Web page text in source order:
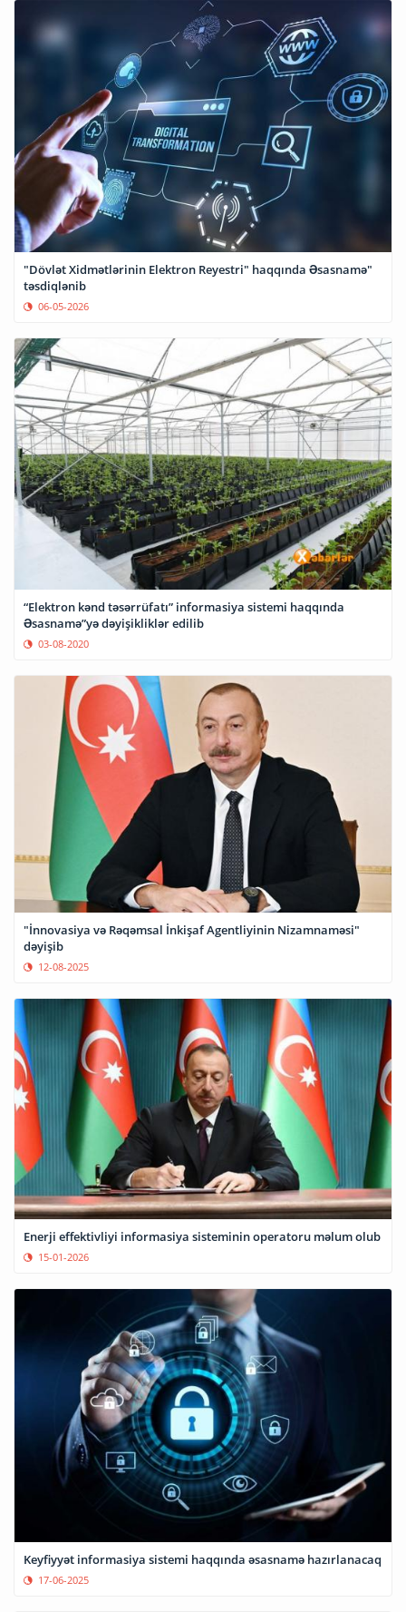
"Dövlət Xidmətlərinin Elektron Reyestri" haqqında Əsasnamə"
təsdiqlənib
06-05-2026
“Elektron kənd təsərrüfatı” informasiya sistemi haqqında
Əsasnamə”yə dəyişikliklər edilib
03-08-2020
"İnnovasiya və Rəqəmsal İnkişaf Agentliyinin Nizamnaməsi"
dəyişib
12-08-2025
Enerji effektivliyi informasiya sisteminin operatoru məlum olub
15-01-2026
Keyfiyyət informasiya sistemi haqqında əsasnamə hazırlanacaq
17-06-2025